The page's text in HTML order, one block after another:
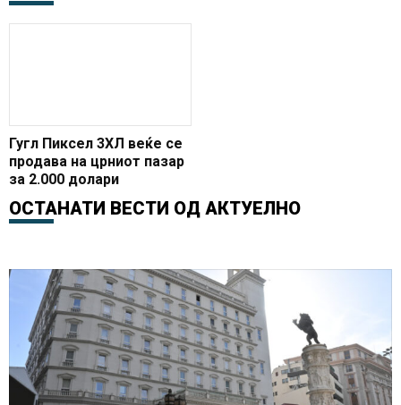
Гугл Пиксел 3XЛ веќе се
продава на црниот пазар
за 2.000 долари
ОСТАНАТИ ВЕСТИ ОД АКТУЕЛНО